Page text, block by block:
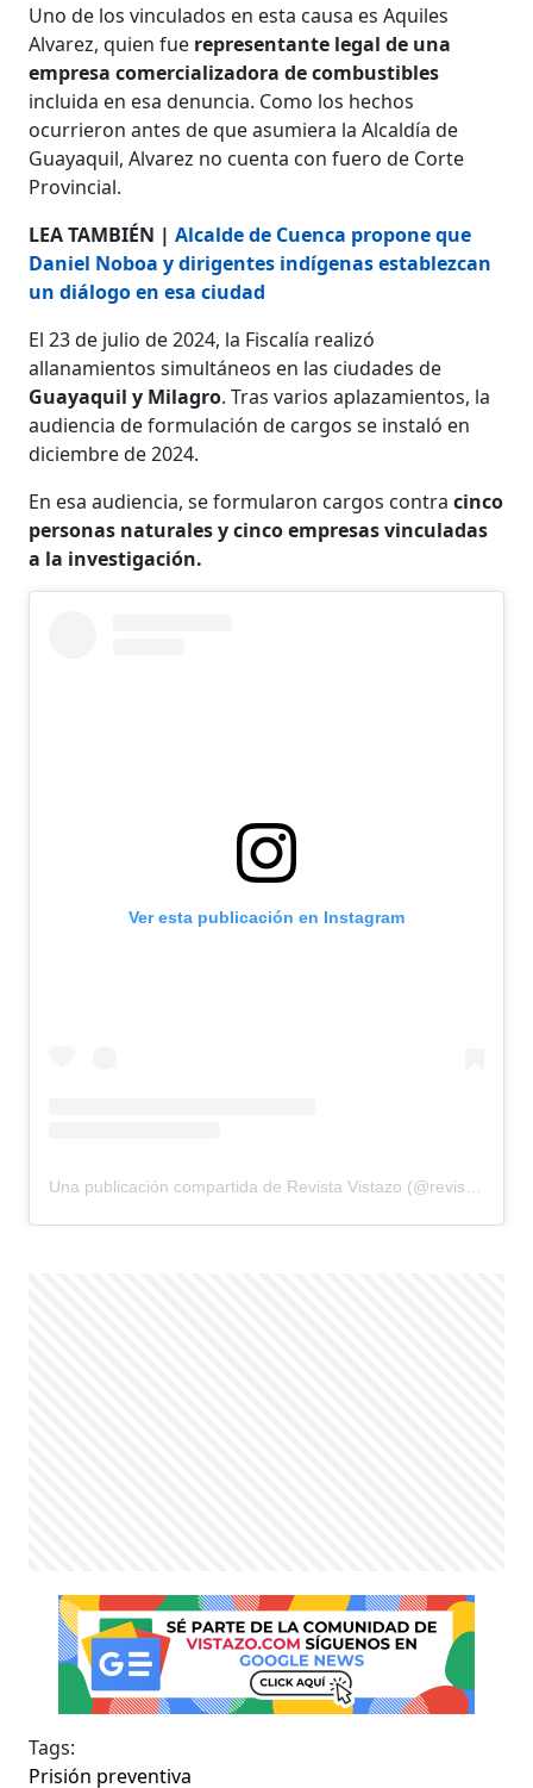
Uno de los vinculados en esta causa es Aquiles
Alvarez, quien fue representante legal de una
empresa comercializadora de combustibles
incluida en esa denuncia. Como los hechos
ocurrieron antes de que asumiera la Alcaldía de
Guayaquil, Alvarez no cuenta con fuero de Corte
Provincial.
LEA TAMBIÉN |Alcalde de Cuenca propone que
Daniel Noboa y dirigentes indígenas establezcan
un diálogo en esa ciudad
El 23 de julio de 2024, la Fiscalía realizó
allanamientos simultáneos en las ciudades de
Guayaquil y Milagro. Tras varios aplazamientos, la
audiencia de formulación de cargos se instaló en
diciembre de 2024.
En esa audiencia, se formularon cargos contra cinco
personas naturales y cinco empresas vinculadas
a la investigación.
Ver esta publicación en Instagram
Una publicación compartida de Revista Vistazo (@revistavistazo.ec)
Tags:
Prisión preventiva